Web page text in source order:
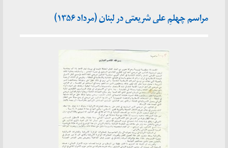
مراسم چهلمِ علی شریعتی در لبنان (مرداد ۱۳۵۶)